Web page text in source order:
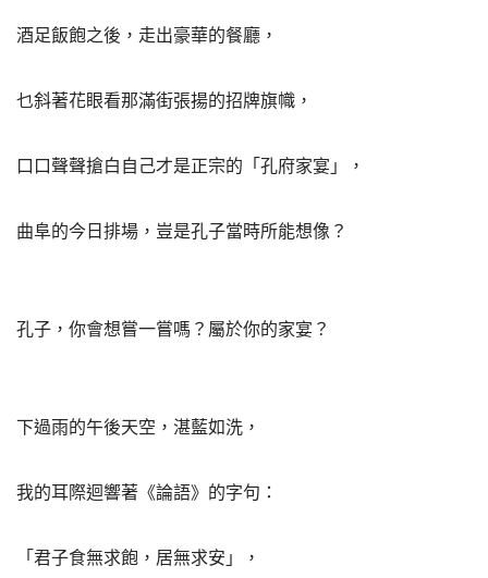
酒足飯飽之後，走出豪華的餐廳，
乜斜著花眼看那滿街張揚的招牌旗幟，
口口聲聲搶白自己才是正宗的「孔府家宴」，
曲阜的今日排場，豈是孔子當時所能想像？
孔子，你會想嘗一嘗嗎？屬於你的家宴？
下過雨的午後天空，湛藍如洗，
我的耳際迴響著《論語》的字句：
「君子食無求飽，居無求安」，